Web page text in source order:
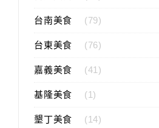
台南美食 (79)
台東美食 (76)
嘉義美食 (41)
基隆美食 (1)
墾丁美食 (14)